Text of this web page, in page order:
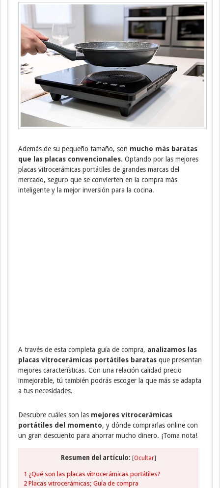
Además de su pequeño tamaño, son mucho más baratas
que las placas convencionales. Optando por las mejores
placas vitrocerámicas portátiles de grandes marcas del
mercado, seguro que se convierten en la compra más
inteligente y la mejor inversión para la cocina.
A través de esta completa guía de compra, analizamos las
placas vitrocerámicas portátiles baratas que presentan
mejores características. Con una relación calidad precio
inmejorable, tú también podrás escoger la que más se adapta
a tus necesidades.
Descubre cuáles son las mejores vitrocerámicas
portátiles del momento, y dónde comprarlas online con
un gran descuento para ahorrar mucho dinero. ¡Toma nota!
Resumen del artículo: [Ocultar]
1 ¿Qué son las placas vitrocerámicas portátiles?
2 Placas vitrocerámicas; Guía de compra